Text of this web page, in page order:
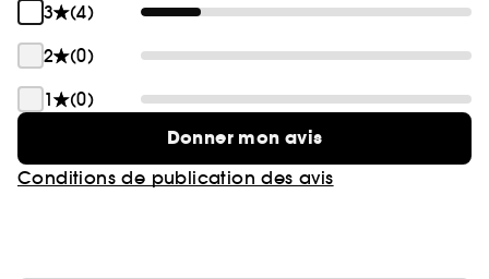
3
(4)
2
(0)
1
(0)
Donner mon avis
Conditions de publication des avis